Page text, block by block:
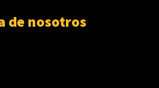
de nosotros